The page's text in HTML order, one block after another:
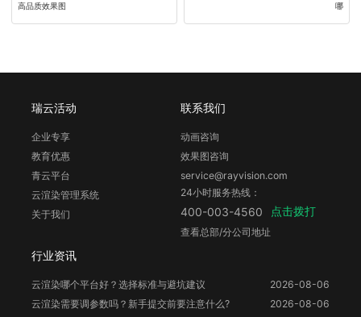
高品质效果图
哪
瑞云活动
企业专享
教育优惠
青云平台
云渲染管理系统
关于我们
行业资讯
云渲染哪个平台好？选择标准与避坑建议
2026-08-06
云渲染需要调参数吗？新手提交前要注意什么?
2026-08-06
联系我们
动画咨询
效果图咨询
service@rayvision.com
24小时服务热线：
400-003-4560 点击拨打
查看总部/分公司地址